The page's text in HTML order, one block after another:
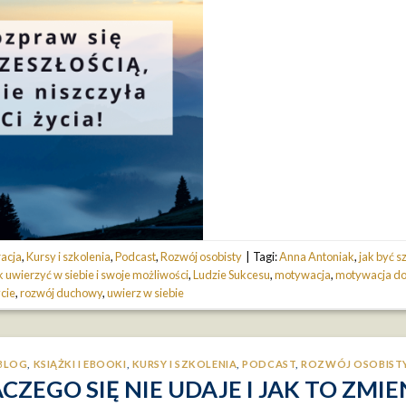
,Kursy i szkolenia,Podcast,Rozwój osobisty Tagi:Anna Antoniak,jak być
uwierzyć w siebie i swoje możliwości,Ludzie Sukcesu,motywacja,motywacja
,rozwój duchowy,uwierz w siebie
KSIĄŻKI I EBOOKI KURSY I SZKOLENIA ,PODCAST ,ROZWÓJ
SIĘ NIE UDAJE I JAK TO